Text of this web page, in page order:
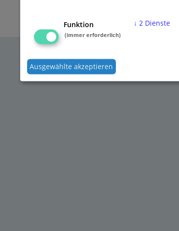
Funktion
(immer erforderlich)
↓ 2 Dienste
Ausgewählte akzeptieren